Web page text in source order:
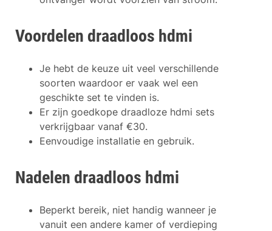
Voordelen draadloos hdmi
Je hebt de keuze uit veel verschillende
soorten waardoor er vaak wel een
geschikte set te vinden is.
Er zijn goedkope draadloze hdmi sets
verkrijgbaar vanaf €30.
Eenvoudige installatie en gebruik.
Nadelen draadloos hdmi
Beperkt bereik, niet handig wanneer je
vanuit een andere kamer of verdieping